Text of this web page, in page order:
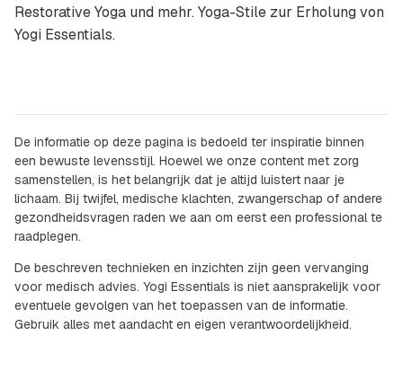
Restorative Yoga und mehr. Yoga-Stile zur Erholung von
Yogi Essentials.
De informatie op deze pagina is bedoeld ter inspiratie binnen
een bewuste levensstijl. Hoewel we onze content met zorg
samenstellen, is het belangrijk dat je altijd luistert naar je
lichaam. Bij twijfel, medische klachten, zwangerschap of andere
gezondheidsvragen raden we aan om eerst een professional te
raadplegen.
De beschreven technieken en inzichten zijn geen vervanging
voor medisch advies. Yogi Essentials is niet aansprakelijk voor
eventuele gevolgen van het toepassen van de informatie.
Gebruik alles met aandacht en eigen verantwoordelijkheid.